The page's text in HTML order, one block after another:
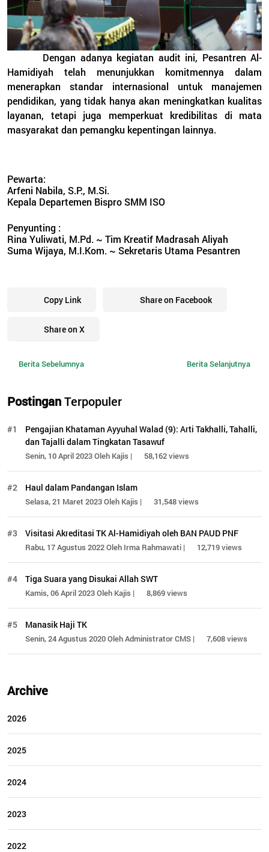
Dengan adanya kegiatan audit ini, Pesantren Al-
Hamidiyah telah menunjukkan komitmennya dalam
menerapkan standar internasional untuk manajemen
pendidikan, yang tidak hanya akan meningkatkan kualitas
layanan, tetapi juga memperkuat kredibilitas di mata
masyarakat dan pemangku kepentingan lainnya.
Pewarta:
Arfeni Nabila, S.P., M.Si.
Kepala Departemen Bispro SMM ISO
Penyunting :
Rina Yuliwati, M.Pd. ~ Tim Kreatif Madrasah Aliyah
Suma Wijaya, M.I.Kom. ~ Sekretaris Utama Pesantren
Copy Link Share on Facebook
Share on X
Berita Sebelumnya Berita Selanjutnya
PostinganTerpopuler
#1
Pengajian Khataman Ayyuhal Walad (9): Arti Takhalli, Tahalli,
dan Tajalli dalam Tingkatan Tasawuf
Senin, 10 April 2023 Oleh Kajis | 58,162 views
#2 Haul dalam Pandangan Islam
Selasa, 21 Maret 2023 Oleh Kajis | 31,548 views
#3 Visitasi Akreditasi TK Al-Hamidiyah oleh BAN PAUD PNF
Rabu, 17 Agustus 2022 Oleh Irma Rahmawati | 12,719 views
#4 Tiga Suara yang Disukai Allah SWT
Kamis, 06 April 2023 Oleh Kajis | 8,869 views
#5 Manasik Haji TK
Senin, 24 Agustus 2020 Oleh Administrator CMS | 7,608 views
Archive
2026
2025
2024
2023
2022